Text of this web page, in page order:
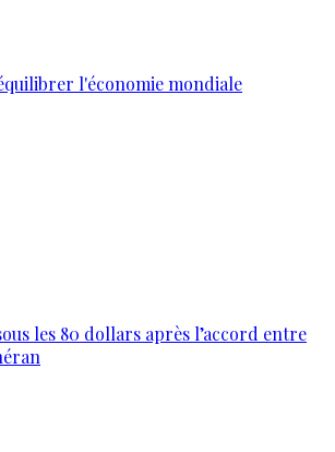
l'économie mondiale
les 80 dollars après l’accord entre